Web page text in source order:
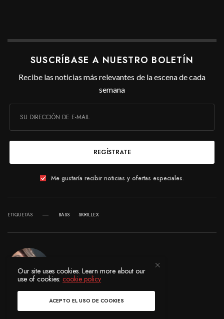
SUSCRÍBASE A NUESTRO BOLETÍN
Recibe las noticias más relevantes de la escena de cada
semana
REGÍSTRATE
Me gustaría recibir noticias y ofertas especiales.
ETIQUETAS BASS SKRILLEX
Our site uses cookies. Learn more about our
use of cookies:cookie policy
ACEPTO EL USO DE COOKIES